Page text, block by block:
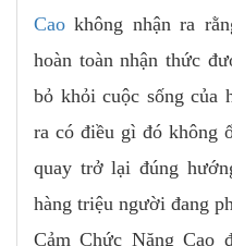
Cao không nhận ra
hoàn toàn nhận thức
bỏ khỏi cuộc sống của
ra có điều gì đó không
quay trở lại đúng
hàng triệu người đang
Cảm Chức Năng Cao